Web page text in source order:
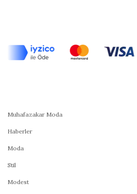
Muhafazakar Moda
Haberler
Moda
Stil
Modest